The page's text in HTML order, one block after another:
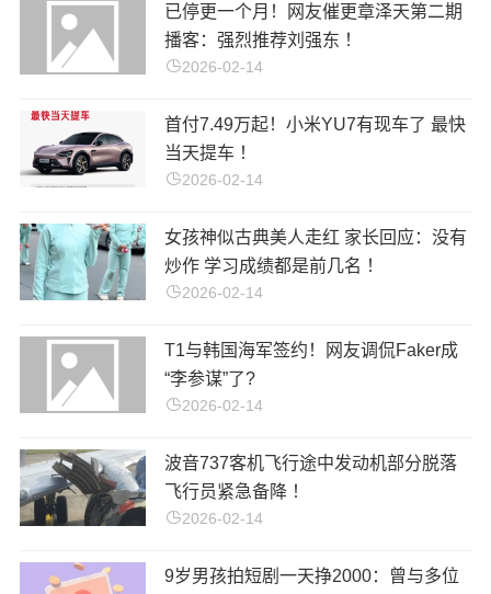
已停更一个月！网友催更章泽天第二期
播客：强烈推荐刘强东 ！
2026-02-14
首付7.49万起！小米YU7有现车了 最快
当天提车 ！
2026-02-14
女孩神似古典美人走红 家长回应：没有
炒作 学习成绩都是前几名 ！
2026-02-14
T1与韩国海军签约！网友调侃Faker成
“李参谋”了?
2026-02-14
波音737客机飞行途中发动机部分脱落
飞行员紧急备降 ！
2026-02-14
9岁男孩拍短剧一天挣2000：曾与多位